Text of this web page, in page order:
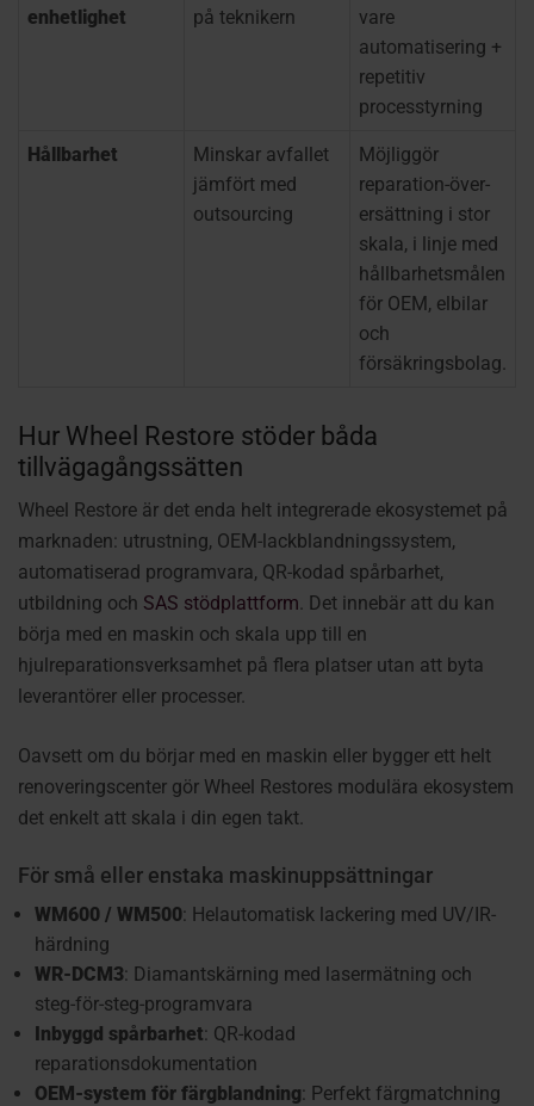
enhetlighet
på teknikern
vare
automatisering +
repetitiv
processtyrning
Hållbarhet
Minskar avfallet
jämfört med
outsourcing
Möjliggör
reparation-över-
ersättning i stor
skala, i linje med
hållbarhetsmålen
för OEM, elbilar
och
försäkringsbolag.
Hur Wheel Restore stöder båda
tillvägagångssätten
Wheel Restore är det enda helt integrerade ekosystemet på
marknaden: utrustning, OEM-lackblandningssystem,
automatiserad programvara, QR-kodad spårbarhet,
utbildning och SAS stödplattform . Det innebär att du kan
börja med en maskin och skala upp till en
hjulreparationsverksamhet på flera platser utan att byta
leverantörer eller processer.
Oavsett om du börjar med en maskin eller bygger ett helt
renoveringscenter gör Wheel Restores modulära ekosystem
det enkelt att skala i din egen takt.
För små eller enstaka maskinuppsättningar
WM600 / WM500: Helautomatisk lackering med UV/IR-
härdning
WR-DCM3: Diamantskärning med lasermätning och
steg-för-steg-programvara
Inbyggd spårbarhet: QR-kodad
reparationsdokumentation
OEM-system för färgblandning: Perfekt färgmatchning